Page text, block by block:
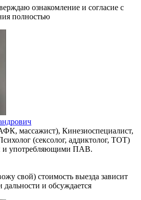
ознакомление и согласие с
полностью
массажист), Кинезиоспециалист,
(сексолог, аддиктолог, ТОТ)
и употребляющими ПАВ.
свой) стоимость выезда зависит
дальности и обсуждается